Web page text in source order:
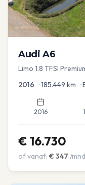
Audi A6
Limo 1.8 TFSI
2016 •185.449 km •
2016
€ 16.730
of vanaf: € 347 /mnd